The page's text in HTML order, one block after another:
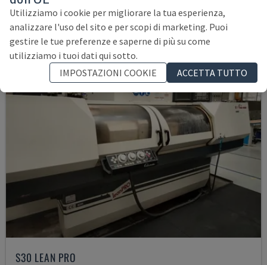
35.000 €
S30 LEAN PRO
Utilizziamo i cookie per migliorare la tua esperienza,
analizzare l'uso del sito e per scopi di marketing. Puoi
gestire le tue preferenze e saperne di più su come
utilizziamo i tuoi dati qui sotto.
IMPOSTAZIONI COOKIE
ACCETTA TUTTO